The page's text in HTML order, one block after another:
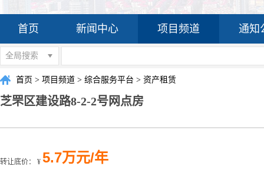
首页 新闻中心 项目频道 通知
全局搜索
首页 > 项目频道 > 综合服务平台 > 资产租赁
芝罘区建设路8-2-2号网点房
转让底价： ¥ 5.7万元/年